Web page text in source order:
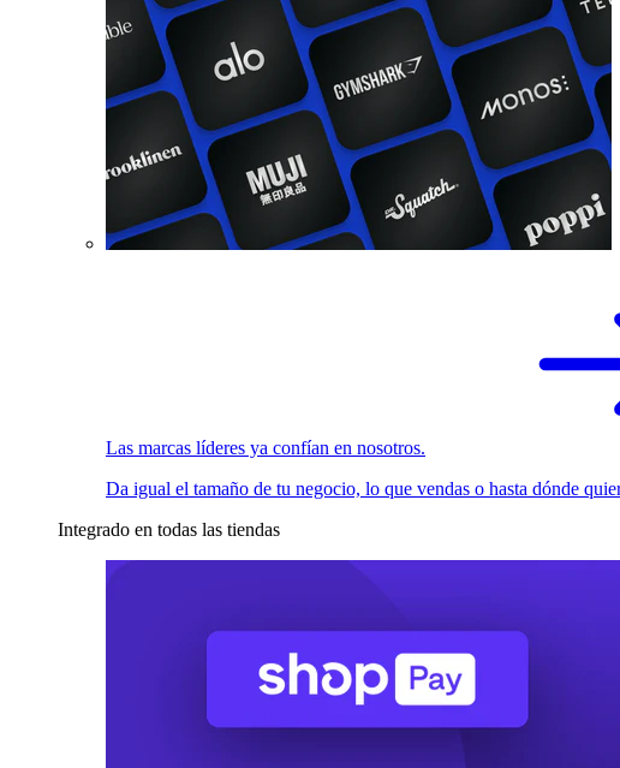
Las marcas líderes ya confían en nosotros.
Da igual el tamaño de tu negocio, lo que vendas o hasta dónde
Integrado en todas las tiendas